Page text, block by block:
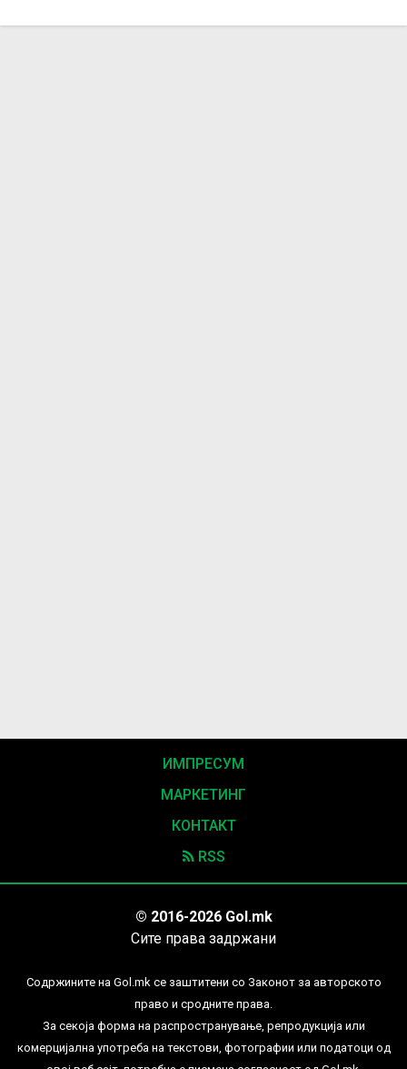
селектор!
Буфон!
ИМПРЕСУМ
МАРКЕТИНГ
КОНТАКТ
RSS
© 2016-2026 Gol.mk
Сите права задржани
Содржините на Gol.mk се заштитени со Законот за авторското
право и сродните права.
За секоја форма на распространување, репродукција или
комерцијална употреба на текстови, фотографии или податоци од